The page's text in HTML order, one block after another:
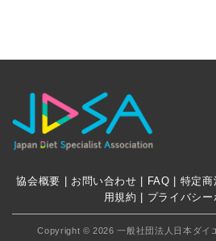
協会概要 お問い合わせ FAQ 特定商
用規約
プライバシー
Copyright ©2026 一般社団法人日本ダイ